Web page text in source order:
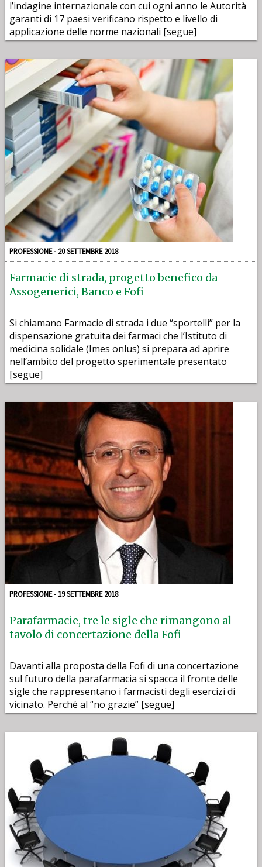
l’indagine internazionale con cui ogni anno le Autorità
garanti di 17 paesi verificano rispetto e livello di
applicazione delle norme nazionali [segue]
PROFESSIONE - 20 SETTEMBRE 2018
Farmacie di strada, progetto benefico da
Assogenerici, Banco e Fofi
Si chiamano Farmacie di strada i due “sportelli” per la
dispensazione gratuita dei farmaci che l’Istituto di
medicina solidale (Imes onlus) si prepara ad aprire
nell’ambito del progetto sperimentale presentato
[segue]
PROFESSIONE - 19 SETTEMBRE 2018
Parafarmacie, tre le sigle che rimangono al
tavolo di concertazione della Fofi
Davanti alla proposta della Fofi di una concertazione
sul futuro della parafarmacia si spacca il fronte delle
sigle che rappresentano i farmacisti degli esercizi di
vicinato. Perché al “no grazie” [segue]